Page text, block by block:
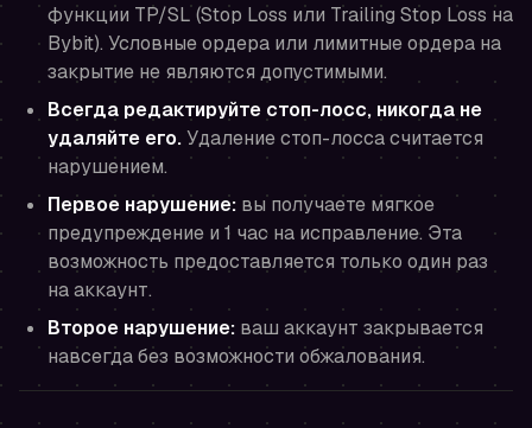
функции TP/SL (Stop Loss или Trailing Stop Loss на
Bybit). Условные ордера или лимитные ордера на
закрытие не являются допустимыми.
Всегда редактируйте стоп-лосс, никогда не
удаляйте его.Удаление стоп-лосса считается
нарушением.
Первое нарушение: вы получаете мягкое
предупреждение и 1 час на исправление. Эта
возможность предоставляется только один раз
на аккаунт.
Второе нарушение: ваш аккаунт закрывается
навсегда без возможности обжалования.